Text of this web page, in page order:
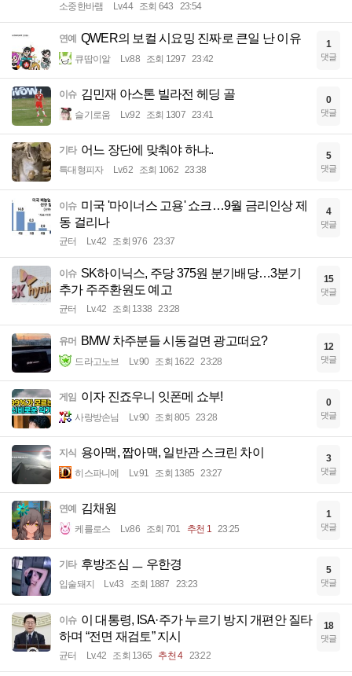
소중한바램 Lv.44 조회 643 23:54
연예 QWER의 보컬 시요밍 진짜로 큰일 난 이유
큐땁이알 Lv.88 조회 1297 23:42
1
댓글
이슈 김민재 아스톤 빌라전 헤딩 골
슬기로움 Lv.92 조회 1307 23:41
0
댓글
기타 어느 장단에 맞춰야 하냐..
특대형피자 Lv.62 조회 1062 23:38
5
댓글
이슈 미국 '마이너스 고용' 쇼크…9월 금리인상 제
동 걸리나
균터 Lv.42 조회 976 23:37
4
댓글
이슈 SK하이닉스, 주당 375원 분기배당…3분기
추가 주주환원도 예고
균터 Lv.42 조회 1338 23:28
15
댓글
유머 BMW 차주분들 시동걸면 광고떠요?
드라고노브 Lv.90 조회 1622 23:28
12
댓글
게임 이자 진죠우니 잇폰메 쇼부!
사랑방손님 Lv.90 조회 805 23:28
0
댓글
지식 용아맥, 짭아맥, 일반관 스크린 차이
히스파니에 Lv.91 조회 1385 23:27
3
댓글
연예 김채원
케를로스 Lv.86 조회 701 추천 1 23:25
1
댓글
기타 후방조심 ㅡ 우한경
입술돼지 Lv.43 조회 1887 23:23
5
댓글
이슈 이 대통령, ISA·주가 누르기 방지 개편안 질타
하며 “전면 재검토” 지시
균터 Lv.42 조회 1365 추천 4 23:22
18
댓글